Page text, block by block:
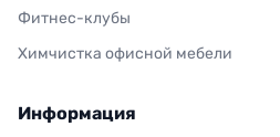
Фитнес-клубы
Химчистка офисной мебели
Информация